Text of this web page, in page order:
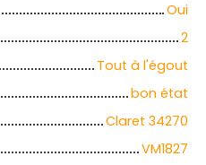
Oui
2
Tout à l'égout
bon état
Claret 34270
VM1827